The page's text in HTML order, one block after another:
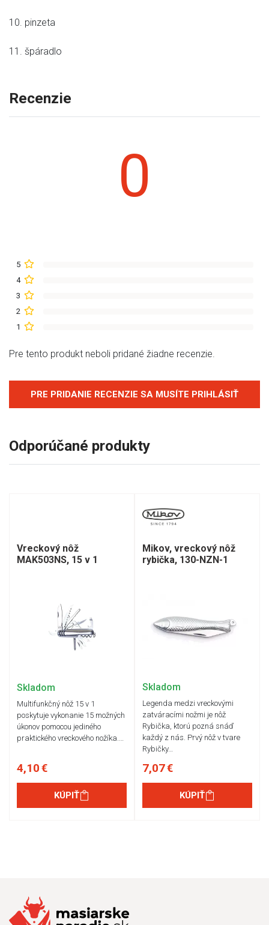
10. pinzeta
11. špáradlo
Recenzie
0
5
4
3
2
1
Pre tento produkt neboli pridané žiadne recenzie.
PRE PRIDANIE RECENZIE SA MUSÍTE PRIHLÁSIŤ
Odporúčané produkty
Vreckový nôž
MAK503NS, 15 v 1
Skladom
Multifunkčný nôž 15 v 1
poskytuje vykonanie 15 možných
úkonov pomocou jediného
praktického vreckového nožíka.…
4,10 €
KÚPIŤ
Mikov, vreckový nôž
rybička, 130-NZN-1
Skladom
Legenda medzi vreckovými
zatváracími nožmi je nôž
Rybička, ktorú pozná snáď
každý z nás. Prvý nôž v tvare
Rybičky…
7,07 €
KÚPIŤ